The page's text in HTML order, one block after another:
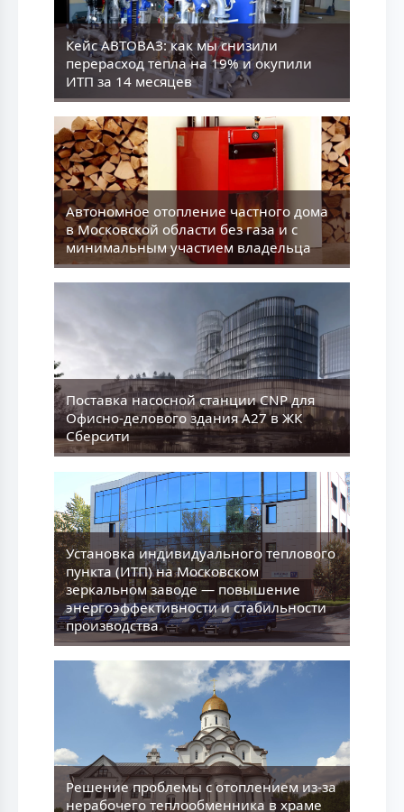
Кейс АВТОВАЗ: как мы снизили
перерасход тепла на 19% и окупили
ИТП за 14 месяцев
Aвтономное отопление частного дома
в Московской области без газа и с
минимальным участием владельца
Поставка насосной станции CNP для
Офисно-делового здания А27 в ЖК
Сберсити
Установка индивидуального теплового
пункта (ИТП) на Московском
зеркальном заводе — повышение
энергоэффективности и стабильности
производства
Решение проблемы с отоплением из-за
нерабочего теплообменника в храме